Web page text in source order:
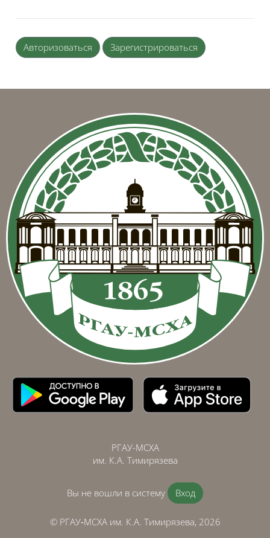
Авторизоваться Зарегистрироваться
РГАУ-МСХА
им. К.А. Тимирязева
Вы не вошли в систему Вход
© РГАУ‑МСХА им. К.А. Тимирязева, 2026